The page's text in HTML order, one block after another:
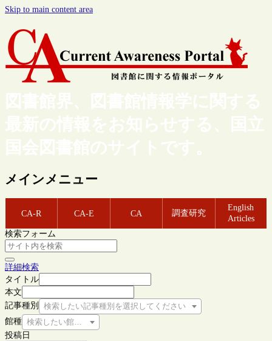
Skip to main content area
図書館界、図書館情報学に関する
最新の情報をお知らせする、国立
国会図書館のサイトです。
メインメニュー
CA-R CA-E CA 調査研究
English
Articles
検索フォーム
詳細検索
タイトル
本文
記事種別
検索したい記事種別を選択してください
館種 検索したい館種を選択してください
投稿日